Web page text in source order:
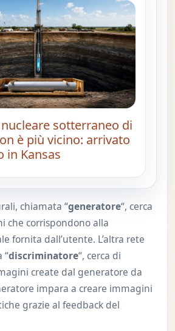
sotterraneo di
è più vicino: arrivato
in Kansas
chiamata “generatore“, cerca
che corrispondono alla
fornita dall’utente. L’altra rete
“discriminatore“, cerca di
create dal generatore da
impara a creare immagini
grazie al feedback del